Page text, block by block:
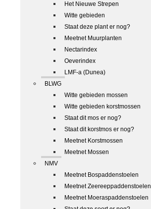
Het Nieuwe Strepen
Witte gebieden
Staat deze plant er nog?
Meetnet Muurplanten
Nectarindex
Oeverindex
LMF-a (Dunea)
BLWG
Witte gebieden mossen
Witte gebieden korstmossen
Staat dit mos er nog?
Staat dit korstmos er nog?
Meetnet Korstmossen
Meetnet Mossen
NMV
Meetnet Bospaddenstoelen
Meetnet Zeereeppaddenstoelen
Meetnet Moeraspaddenstoelen